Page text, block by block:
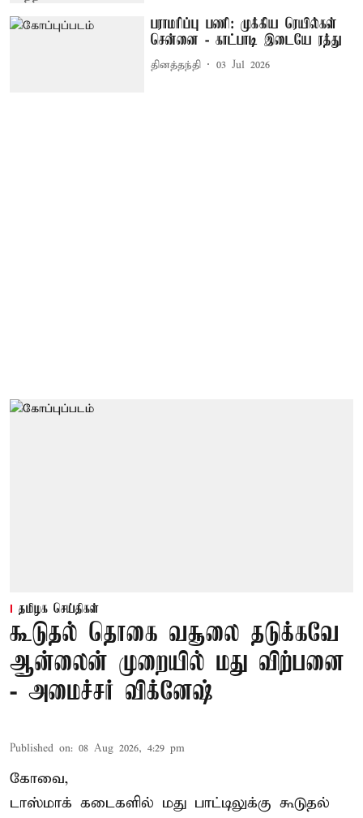
பராமரிப்பு பணி: முக்கிய ரெயில்கள்
சென்னை - காட்பாடி இடையே ரத்து
தினத்தந்தி 03 Jul 2026
தமிழக செய்திகள்
கூடுதல் தொகை வசூலை தடுக்கவே
ஆன்லைன் முறையில் மது விற்பனை
- அமைச்சர் விக்னேஷ்
Published on: 08 Aug 2026, 4:29 pm
கோவை,
டாஸ்மாக் கடைகளில் மது பாட்டிலுக்கு கூடுதல்